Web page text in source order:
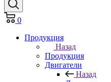
0
Продукция
Назад
Продукция
Двигатели
Назад